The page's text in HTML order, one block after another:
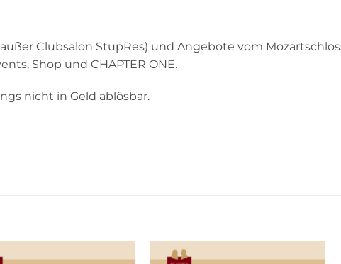
Clubsalon StupRes) und Angebote vom
Shop und CHAPTER ONE.
nicht in Geld ablösbar.